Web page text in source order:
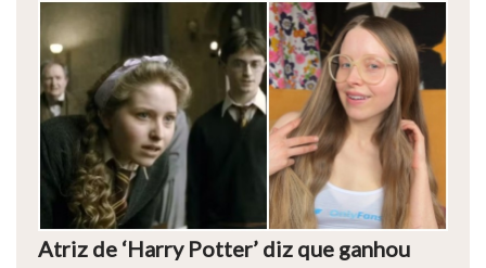
Atriz de ‘Harry Potter’ diz que ganhou